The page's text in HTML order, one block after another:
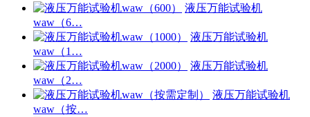
液压万能试验机
waw（6…
液压万能试验机
waw（1…
液压万能试验机
waw（2…
液压万能试验机
waw（按…